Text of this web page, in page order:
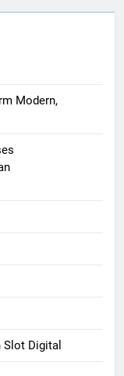
Modern,
Digital